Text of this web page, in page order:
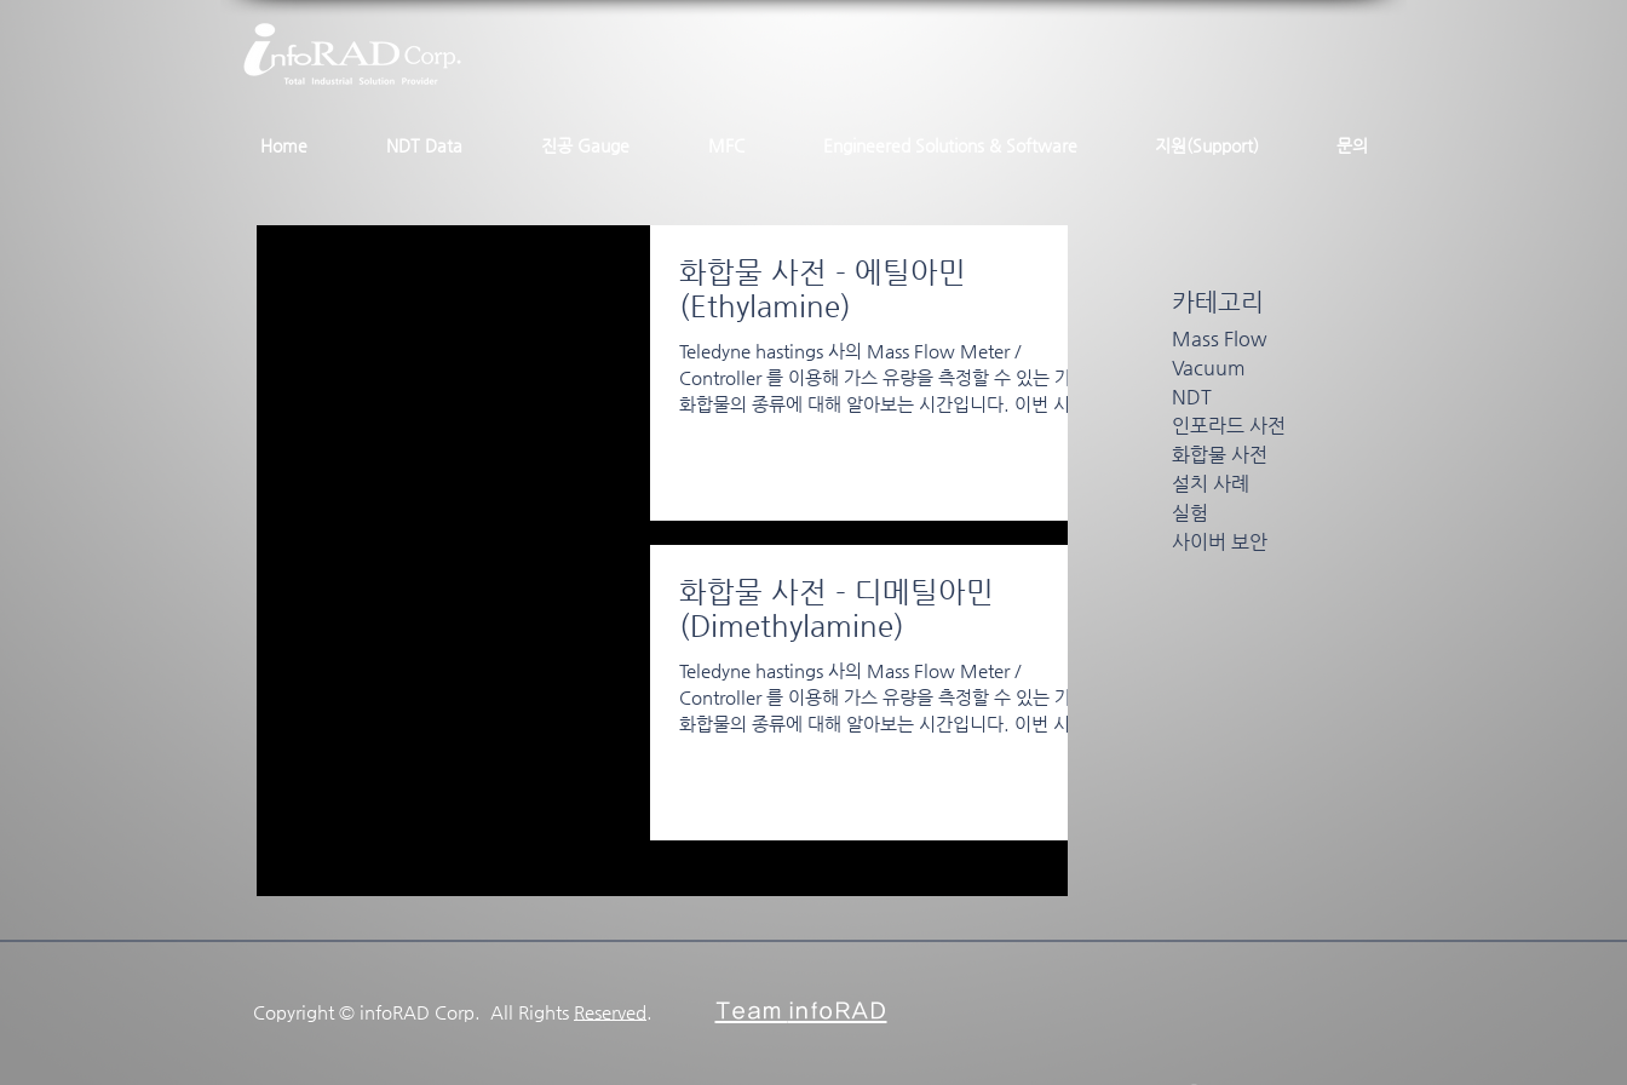
Home NDT Data 진공 Gauge 지원(Support) 문의
화합물 사전 - 에틸아민
(Ethylamine)
Teledyne hastings 사의 Mass Flow Meter /
Controller 를 이용해 가스 유량을 측정할 수 있는 가스
화합물의 종류에 대해 알아보는 시간입니다. 이번 시간
화합물 사전 - 디메틸아민
(Dimethylamine)
Teledyne hastings 사의 Mass Flow Meter /
Controller 를 이용해 가스 유량을 측정할 수 있는 가스
화합물의 종류에 대해 알아보는 시간입니다. 이번 시간
카테고리
Mass Flow
Vacuum
NDT
인포라드 사전
화합물 사전
설치 사례
실험
사이버 보안
Copyright © infoRAD Corp. All Rights Reserved. Team infoRAD